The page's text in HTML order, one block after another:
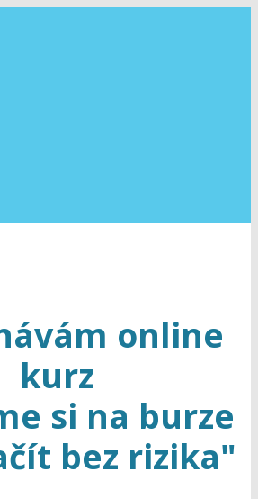
online
kurz
si na burze
bez rizika"